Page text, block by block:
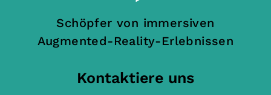
Schöpfer von immersiven
Augmented-Reality-Erlebnissen
Kontaktiere uns